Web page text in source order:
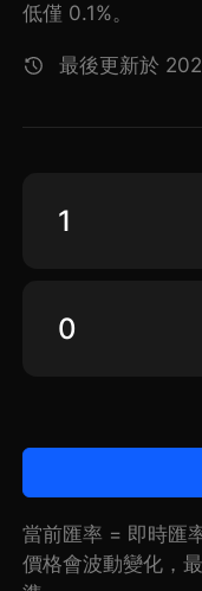
低僅 0.1%。
最後更新於
當前匯率 = 即時匯
價格會波動變化，